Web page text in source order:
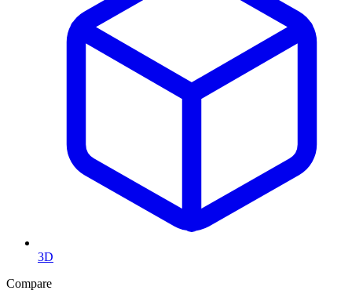
3D
Compare